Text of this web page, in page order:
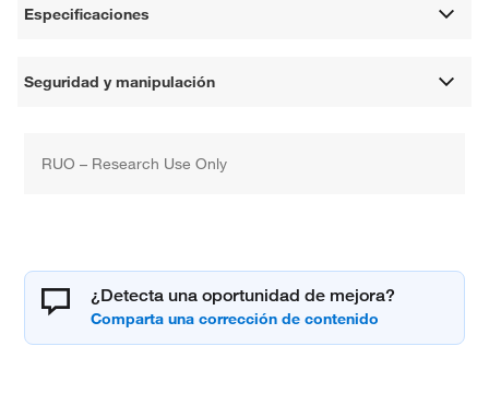
Especificaciones
Seguridad y manipulación
RUO – Research Use Only
¿Detecta una oportunidad de mejora?